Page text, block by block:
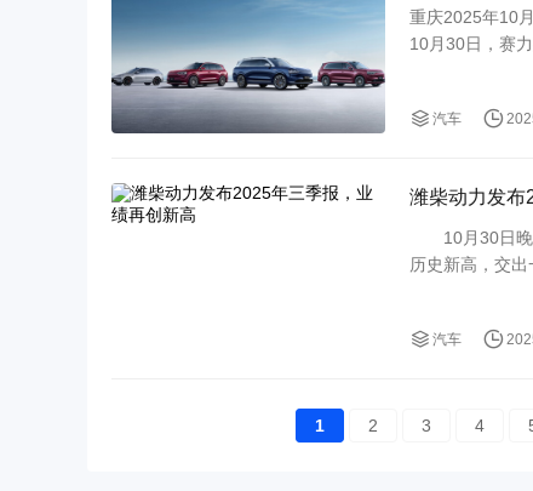
重庆2025年10
10月30日，赛
汽车
潍柴动力发布
10月30日晚
历史新高，交
汽车
1 2 3 4